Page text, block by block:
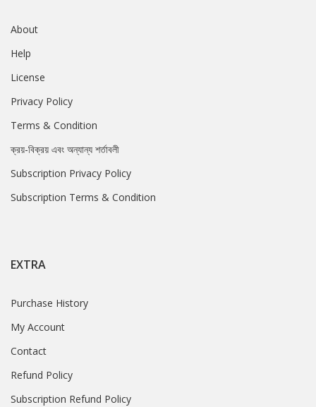
About
Help
License
Privacy Policy
Terms & Condition
ক্রয়-বিক্রয় এবং অন্যান্য শর্তাবলী
Subscription Privacy Policy
Subscription Terms & Condition
EXTRA
Purchase History
My Account
Contact
Refund Policy
Subscription Refund Policy